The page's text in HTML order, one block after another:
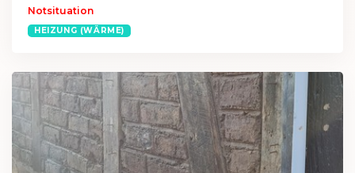
Notsituation
HEIZUNG (WÄRME)